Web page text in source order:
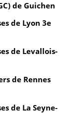
de Guichen
de Lyon 3e
de Levallois-
de Rennes
de La Seyne-